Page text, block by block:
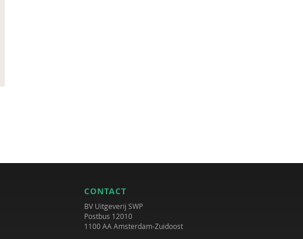
CONTACT
BV Uitgeverij SWP
Postbus 12010
1100 AA Amsterdam-Zuidoost